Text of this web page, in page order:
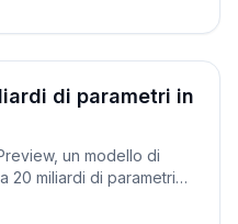
di parametri in
un modello di
20 miliardi di parametri